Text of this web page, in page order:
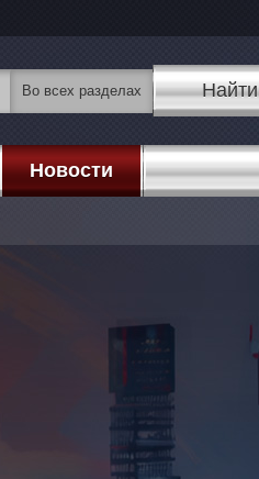
Найти
Новости